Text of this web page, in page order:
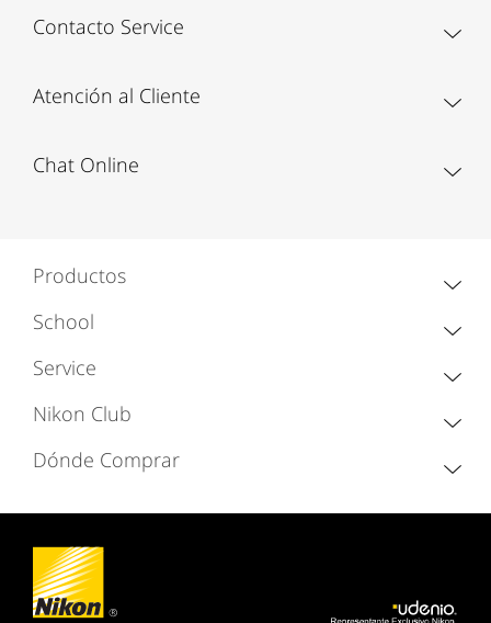
Contacto Service
Atención al Cliente
Chat Online
Productos
School
Service
Nikon Club
Dónde Comprar